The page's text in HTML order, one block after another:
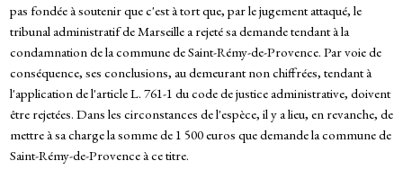
pas fondée à soutenir que c'est à tort que, par le jugement attaqué, le
tribunal administratif de Marseille a rejeté sa demande tendant à la
condamnation de la commune de Saint-Rémy-de-Provence. Par voie de
conséquence, ses conclusions, au demeurant non chiffrées, tendant à
l'application de l'article L. 761-1 du code de justice administrative, doivent
être rejetées. Dans les circonstances de l'espèce, il y a lieu, en revanche, de
mettre à sa charge la somme de 1 500 euros que demande la commune de
Saint-Rémy-de-Provence à ce titre.